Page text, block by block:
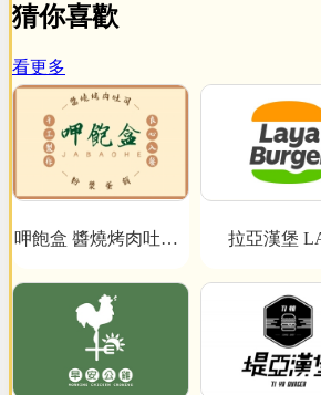
猜你喜歡
看更多
呷飽盒 醬燒烤肉吐司x
拉亞漢堡